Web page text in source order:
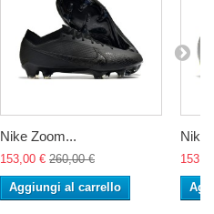
Nike Zoom...
153,00 € 260,00 €
Aggiungi al carrello
Nike